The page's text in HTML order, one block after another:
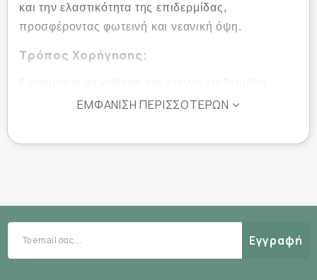
και την ελαστικότητα της επιδερμίδας,
προσφέροντας φωτεινή και νεανική όψη.
Τρόπος Χορήγησης:
Προσαρμόστε τα επιθέματα στη ρινοπαρειακή
βελτίωση, μειώστε τη χρήση σε 2 έως 3 φορές την
ΕΜΦΆΝΙΣΗ ΠΕΡΙΣΣΌΤΕΡΩΝ
Εγγραφή